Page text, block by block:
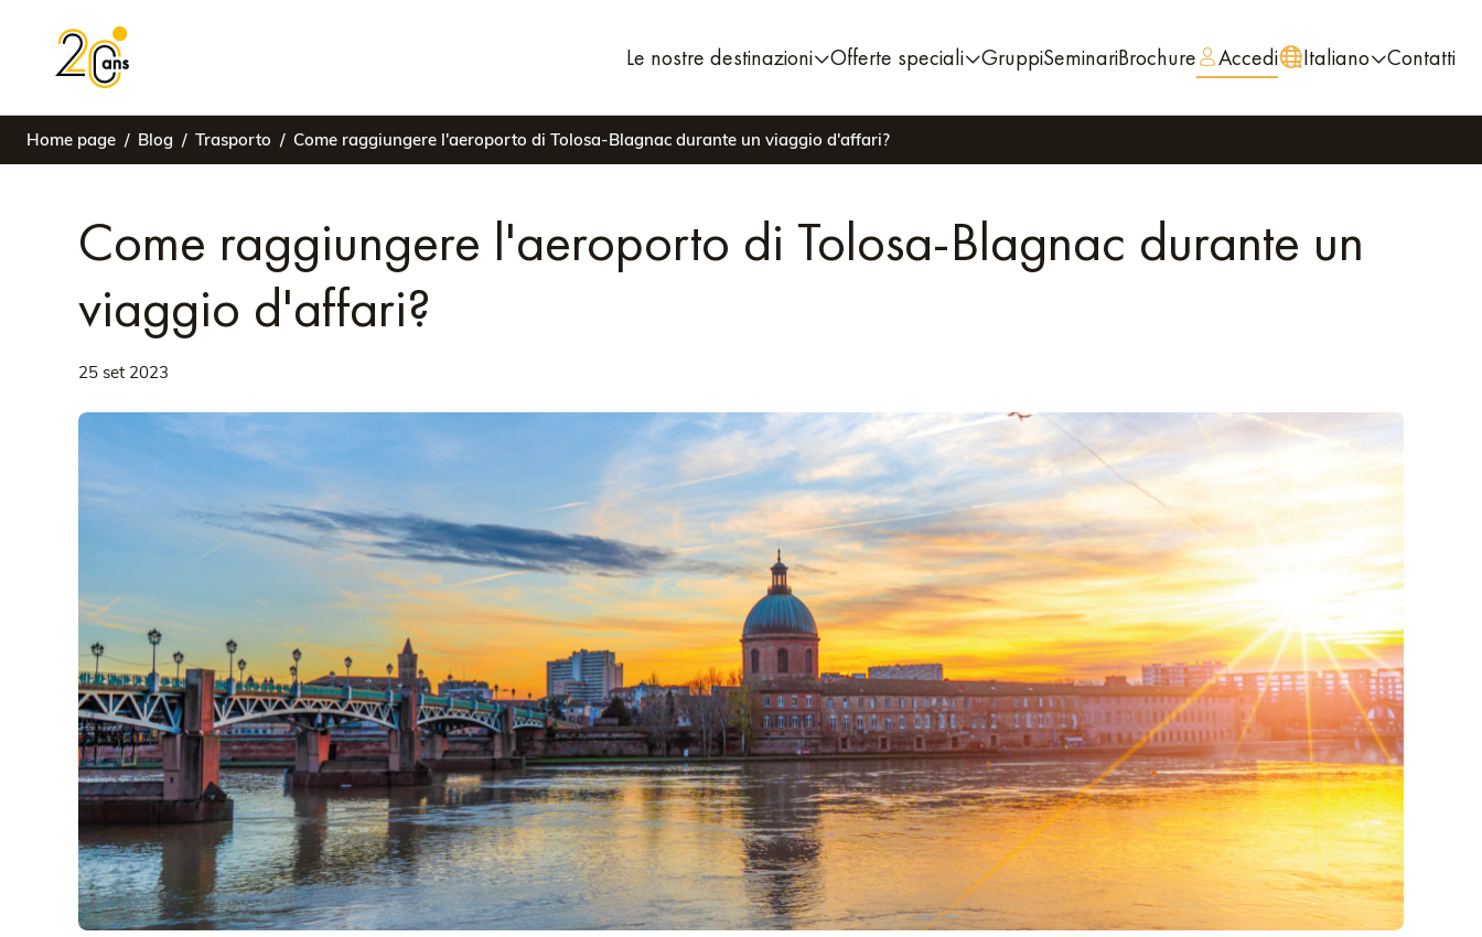
Le nostre destinazioni Offerte speciali GruppiSeminariBrochure Accedi Italiano Contatti
Home page Blog Trasporto Come raggiungere l'aeroporto di Tolosa-Blagnac durante un viaggio d'affari?
Come raggiungere l'aeroporto di Tolosa-Blagnac durante un
viaggio d'affari?
25 set 2023